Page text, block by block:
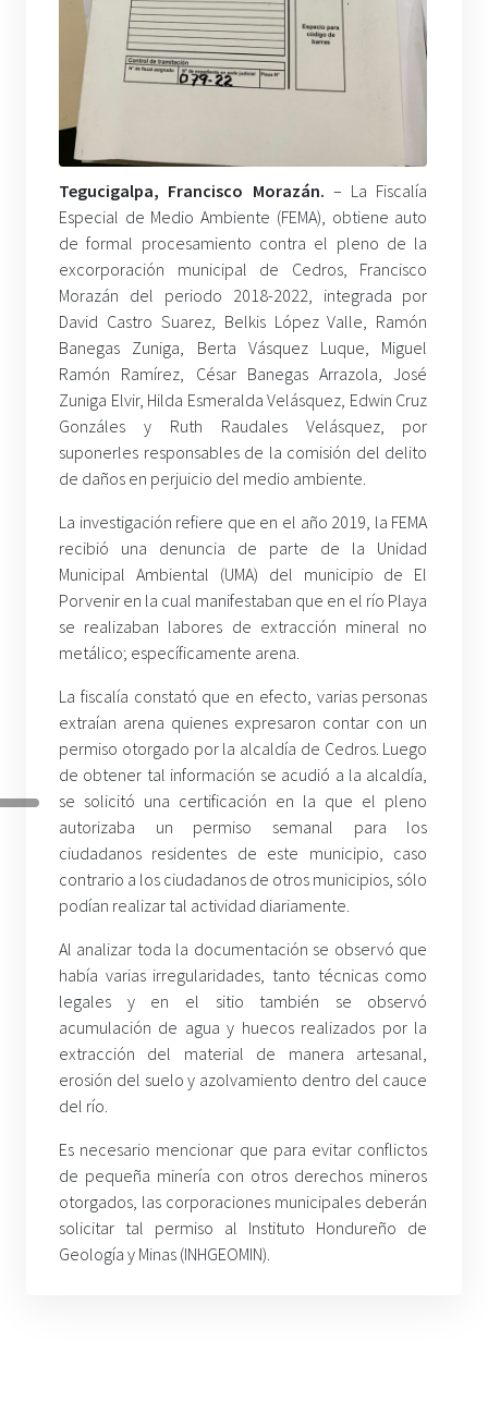
Tegucigalpa, Francisco Morazán. – La Fiscalía
Especial de Medio Ambiente (FEMA), obtiene auto
de formal procesamiento contra el pleno de la
excorporación municipal de Cedros, Francisco
Morazán del periodo 2018-2022, integrada por
David Castro Suarez, Belkis López Valle, Ramón
Banegas Zuniga, Berta Vásquez Luque, Miguel
Ramón Ramírez, César Banegas Arrazola, José
Zuniga Elvir, Hilda Esmeralda Velásquez, Edwin Cruz
Gonzáles y Ruth Raudales Velásquez, por
suponerles responsables de la comisión del delito
de daños en perjuicio del medio ambiente.
La investigación refiere que en el año 2019, la FEMA
recibió una denuncia de parte de la Unidad
Municipal Ambiental (UMA) del municipio de El
Porvenir en la cual manifestaban que en el río Playa
se realizaban labores de extracción mineral no
metálico; específicamente arena.
La fiscalía constató que en efecto, varias personas
extraían arena quienes expresaron contar con un
permiso otorgado por la alcaldía de Cedros. Luego
de obtener tal información se acudió a la alcaldía,
se solicitó una certificación en la que el pleno
autorizaba un permiso semanal para los
ciudadanos residentes de este municipio, caso
contrario a los ciudadanos de otros municipios, sólo
podían realizar tal actividad diariamente.
Al analizar toda la documentación se observó que
había varias irregularidades, tanto técnicas como
legales y en el sitio también se observó
acumulación de agua y huecos realizados por la
extracción del material de manera artesanal,
erosión del suelo y azolvamiento dentro del cauce
del río.
Es necesario mencionar que para evitar conflictos
de pequeña minería con otros derechos mineros
otorgados, las corporaciones municipales deberán
solicitar tal permiso al Instituto Hondureño de
Geología y Minas (INHGEOMIN).